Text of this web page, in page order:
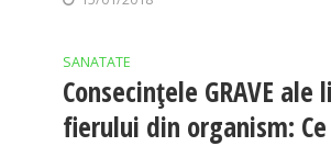
SANATATE
Consecinţele GRAVE ale
fierului din organism: